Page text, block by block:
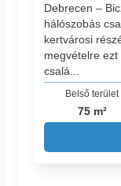
Debrecen –
hálószobás
kertvárosi
megvételre
csalá...
Belső terület
75 m²